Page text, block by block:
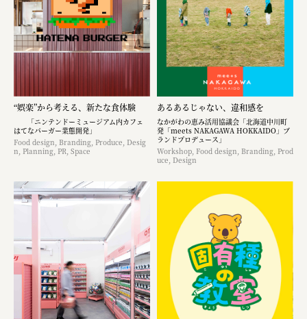
“娯楽”から考える、新たな食体験
「ニンテンドーミュージアム内カフェ
はてなバーガー業態開発」
Food design, Branding, Produce, Desig
n, Planning, PR, Space
あるあるじゃない、違和感を
なかがわの恵み活用協議会「北海道中川町
発「meets NAKAGAWA HOKKAIDO」ブ
ランドプロデュース」
Workshop, Food design, Branding, Prod
uce, Design